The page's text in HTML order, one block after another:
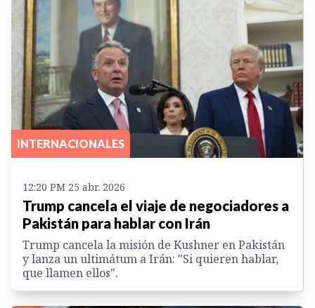
INTERNACIONALES
12:20 PM 25 abr. 2026
Trump cancela el viaje de negociadores a
Pakistán para hablar con Irán
Trump cancela la misión de Kushner en Pakistán
y lanza un ultimátum a Irán: "Si quieren hablar,
que llamen ellos".